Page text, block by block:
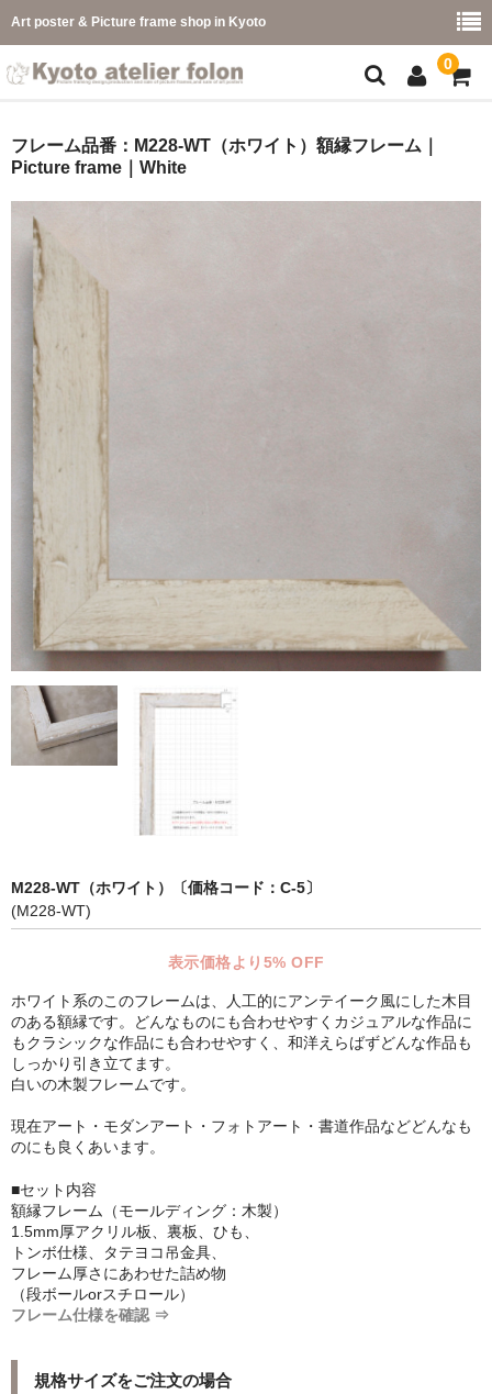
Art poster & Picture frame shop in Kyoto
0
フレーム一覧
イメージ別
フレーム幅別
価格コード別
幅広マット付額縁フレーム-展覧会などに-
オプション品
仕様変更
マット・インナー
吊りフック
吊り金具＆ヒモセット
LP・CDフレーム
シンプルLPフレームセット
CD紙ジャケフレーム
アートポスター一覧
Instagram紹介商品
エンゾ・マーリ【Enzo Mari】
ダネーゼ【DANESE MILANO】
アンディ・ウォーホル
フレーム品番：M228-WT（ホワイト）額縁フレーム｜
Picture frame｜White
M228-WT（ホワイト）〔価格コード：C-5〕
(M228-WT)
表示価格より5% OFF
ホワイト系のこのフレームは、人工的にアンテイーク風にした木目
のある額縁です。どんなものにも合わせやすくカジュアルな作品に
もクラシックな作品にも合わせやすく、和洋えらばずどんな作品も
しっかり引き立てます。
白いの木製フレームです。
現在アート・モダンアート・フォトアート・書道作品などどんなも
のにも良くあいます。
■セット内容
額縁フレーム（モールディング：木製）
1.5mm厚アクリル板、裏板、ひも、
トンボ仕様、タテヨコ吊金具、
フレーム厚さにあわせた詰め物
（段ボールorスチロール）
フレーム仕様を確認 ⇒
規格サイズをご注文の場合